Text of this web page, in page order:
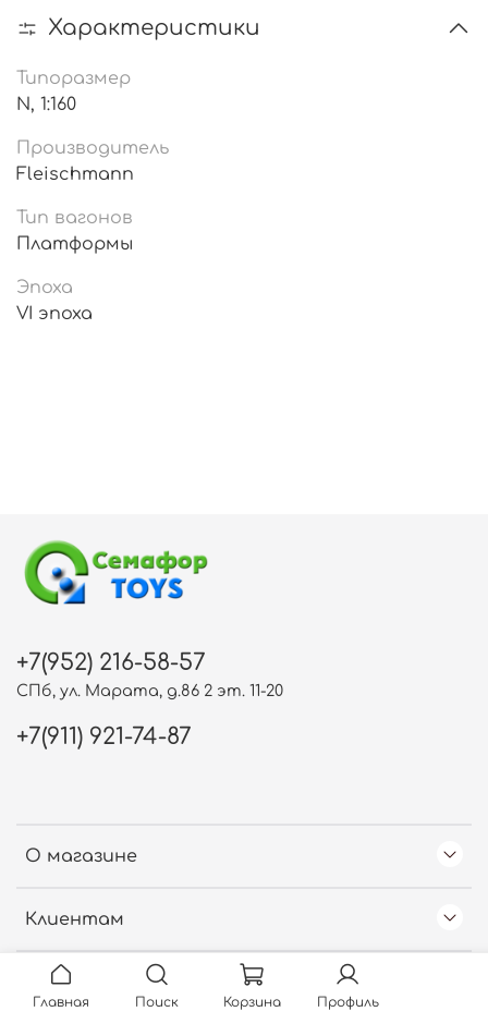
Характеристики
Типоразмер
N, 1:160
Производитель
Fleischmann
Тип вагонов
Платформы
Эпоха
VI эпоха
О магазине
Клиентам
+7(952) 216-58-57
СПб, ул. Марата, д.86 2 эт. 11-20
+7(911) 921-74-87
Главная Поиск Корзина Профиль
Free Web Counter